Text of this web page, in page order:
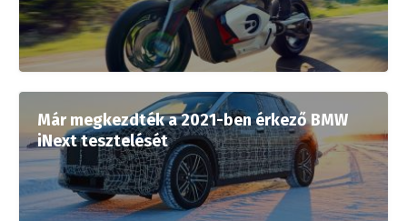
Már megkezdték a 2021-ben érkező BMW
iNext tesztelését